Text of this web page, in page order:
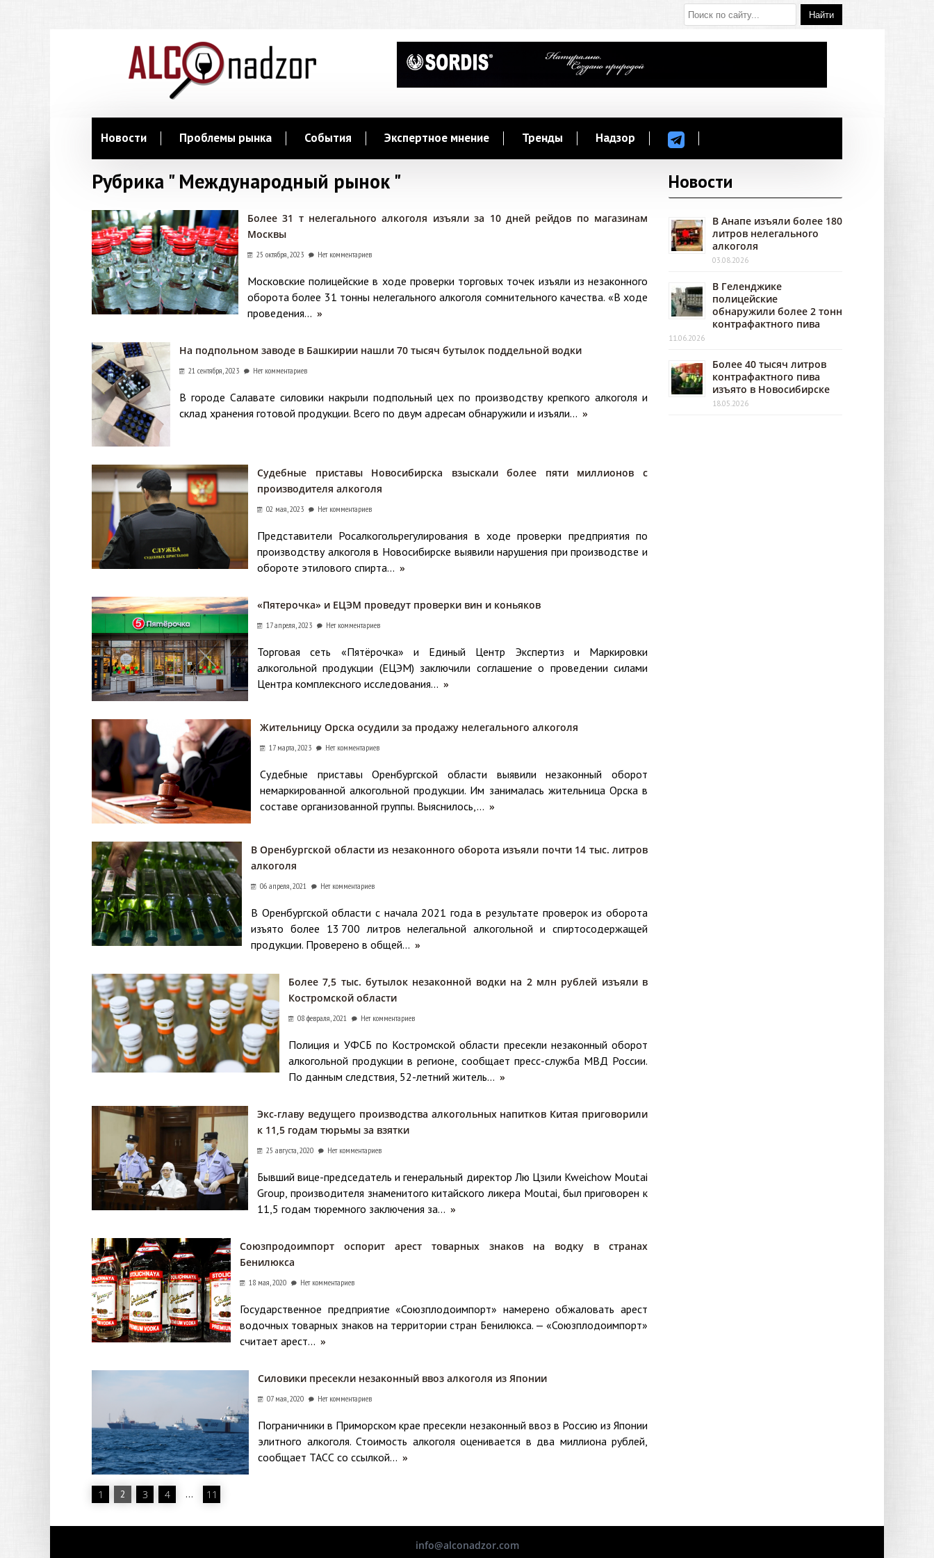
Новости Проблемы рынка События Экспертное мнение Тренды Надзор
Рубрика " Международный рынок "
Более 31 т нелегального алкоголя изъяли за 10 дней рейдов по магазинам
Москвы
25 октября, 2023 Нет комментариев
Московские полицейские в ходе проверки торговых точек изъяли из незаконного
оборота более 31 тонны нелегального алкоголя сомнительного качества. «В ходе
проведения... »
На подпольном заводе в Башкирии нашли 70 тысяч бутылок поддельной водки
21 сентября, 2023 Нет комментариев
В городе Салавате силовики накрыли подпольный цех по производству крепкого алкоголя и
склад хранения готовой продукции. Всего по двум адресам обнаружили и изъяли... »
Судебные приставы Новосибирска взыскали более пяти миллионов с
производителя алкоголя
02 мая, 2023 Нет комментариев
Представители Росалкогольрегулирования в ходе проверки предприятия по
производству алкоголя в Новосибирске выявили нарушения при производстве и
обороте этилового спирта... »
«Пятерочка» и ЕЦЭМ проведут проверки вин и коньяков
17 апреля, 2023 Нет комментариев
Торговая сеть «Пятёрочка» и Единый Центр Экспертиз и Маркировки
алкогольной продукции (ЕЦЭМ) заключили соглашение о проведении силами
Центра комплексного исследования... »
Жительницу Орска осудили за продажу нелегального алкоголя
17 марта, 2023 Нет комментариев
Судебные приставы Оренбургской области выявили незаконный оборот
немаркированной алкогольной продукции. Им занималась жительница Орска в
составе организованной группы. Выяснилось,... »
В Оренбургской области из незаконного оборота изъяли почти 14 тыс. литров
алкоголя
06 апреля, 2021 Нет комментариев
В Оренбургской области с начала 2021 года в результате проверок из оборота
изъято более 13 700 литров нелегальной алкогольной и спиртосодержащей
продукции. Проверено в общей... »
Более 7,5 тыс. бутылок незаконной водки на 2 млн рублей изъяли в
Костромской области
08 февраля, 2021 Нет комментариев
Полиция и УФСБ по Костромской области пресекли незаконный оборот
алкогольной продукции в регионе, сообщает пресс-служба МВД России.
По данным следствия, 52-летний житель... »
Экс-главу ведущего производства алкогольных напитков Китая приговорили
к 11,5 годам тюрьмы за взятки
25 августа, 2020 Нет комментариев
Бывший вице-председатель и генеральный директор Лю Цзили Kweichow Moutai
Group, производителя знаменитого китайского ликера Moutai, был приговорен к
11,5 годам тюремного заключения за... »
Союзпродоимпорт оспорит арест товарных знаков на водку в странах
Бенилюкса
18 мая, 2020 Нет комментариев
Государственное предприятие «Союзплодоимпорт» намерено обжаловать арест
водочных товарных знаков на территории стран Бенилюкса. — «Союзплодоимпорт»
считает арест... »
Силовики пресекли незаконный ввоз алкоголя из Японии
07 мая, 2020 Нет комментариев
Пограничники в Приморском крае пресекли незаконный ввоз в Россию из Японии
элитного алкоголя. Стоимость алкоголя оценивается в два миллиона рублей,
сообщает ТАСС со ссылкой... »
1 2 3 4 … 11
Новости
В Анапе изъяли более 180
литров нелегального
алкоголя
03.08.2026
В Геленджике
полицейские
обнаружили более 2 тонн
контрафактного пива
11.06.2026
Более 40 тысяч литров
контрафактного пива
изъято в Новосибирске
18.05.2026
info@alconadzor.com